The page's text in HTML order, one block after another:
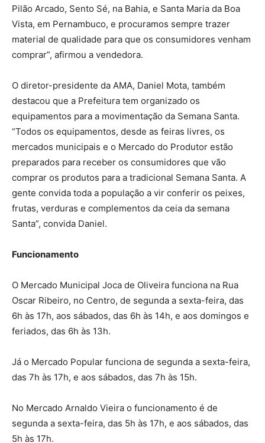
Pilão Arcado, Sento Sé, na Bahia, e Santa Maria da Boa
Vista, em Pernambuco, e procuramos sempre trazer
material de qualidade para que os consumidores venham
comprar”, afirmou a vendedora.
O diretor-presidente da AMA, Daniel Mota, também
destacou que a Prefeitura tem organizado os
equipamentos para a movimentação da Semana Santa.
“Todos os equipamentos, desde as feiras livres, os
mercados municipais e o Mercado do Produtor estão
preparados para receber os consumidores que vão
comprar os produtos para a tradicional Semana Santa. A
gente convida toda a população a vir conferir os peixes,
frutas, verduras e complementos da ceia da semana
Santa”, convida Daniel.
Funcionamento
O Mercado Municipal Joca de Oliveira funciona na Rua
Oscar Ribeiro, no Centro, de segunda a sexta-feira, das
6h às 17h, aos sábados, das 6h às 14h, e aos domingos e
feriados, das 6h às 13h.
Já o Mercado Popular funciona de segunda a sexta-feira,
das 7h às 17h, e aos sábados, das 7h às 15h.
No Mercado Arnaldo Vieira o funcionamento é de
segunda a sexta-feira, das 5h às 17h, e aos sábados, das
5h às 17h.